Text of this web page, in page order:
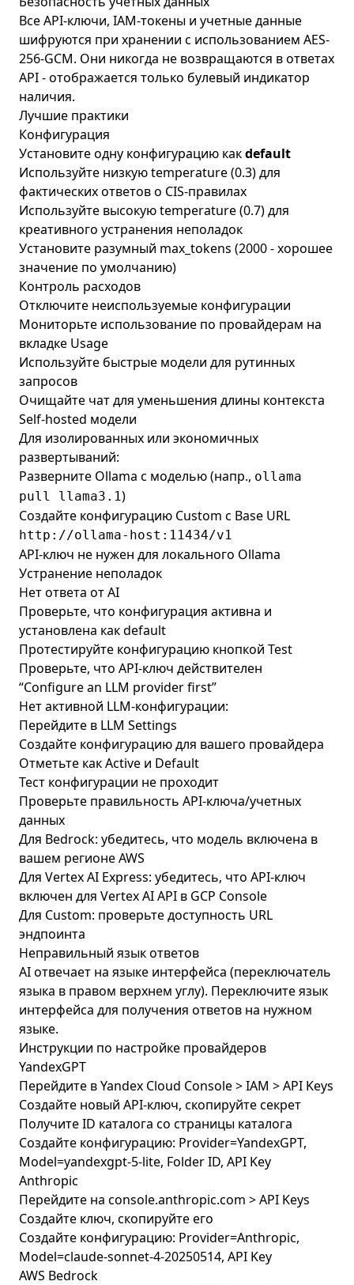
Все API-ключи, IAM-токены и учетные данные
шифруются при хранении с использованием AES-
256-GCM. Они никогда не возвращаются в ответах
API - отображается только булевый индикатор
наличия.
Лучшие практики
Конфигурация
Установите одну конфигурацию какdefault
Используйте низкую temperature (0.3) для
фактических ответов о CIS-правилах
Используйте высокую temperature (0.7) для
креативного устранения неполадок
Установите разумный max_tokens (2000 - хорошее
значение по умолчанию)
Контроль расходов
Отключите неиспользуемые конфигурации
Мониторьте использование по провайдерам на
вкладке Usage
Используйте быстрые модели для рутинных
запросов
Очищайте чат для уменьшения длины контекста
Self-hosted модели
Для изолированных или экономичных
развертываний:
Разверните Ollama с моделью (напр., ollama
pull llama3.1)
Создайте конфигурацию Custom с Base URL
http://ollama-host:11434/v1
API-ключ не нужен для локального Ollama
Устранение неполадок
Нет ответа от AI
Проверьте, что конфигурация активна и
установлена как default
Протестируйте конфигурацию кнопкой Test
Проверьте, что API-ключ действителен
“Configure an LLM provider first”
Нет активной LLM-конфигурации:
Перейдите в LLM Settings
Создайте конфигурацию для вашего провайдера
Отметьте как Active и Default
Тест конфигурации не проходит
Проверьте правильность API-ключа/учетных
данных
Для Bedrock: убедитесь, что модель включена в
вашем регионе AWS
Для Vertex AI Express: убедитесь, что API-ключ
включен для Vertex AI API в GCP Console
Для Custom: проверьте доступность URL
эндпоинта
Неправильный язык ответов
AI отвечает на языке интерфейса (переключатель
языка в правом верхнем углу). Переключите язык
интерфейса для получения ответов на нужном
языке.
Инструкции по настройке провайдеров
YandexGPT
Перейдите в Yandex Cloud Console > IAM > API Keys
Создайте новый API-ключ, скопируйте секрет
Получите ID каталога со страницы каталога
Создайте конфигурацию: Provider=YandexGPT,
Model=yandexgpt-5-lite, Folder ID, API Key
Anthropic
Перейдите на console.anthropic.com > API Keys
Создайте ключ, скопируйте его
Создайте конфигурацию: Provider=Anthropic,
Model=claude-sonnet-4-20250514, API Key
AWS Bedrock